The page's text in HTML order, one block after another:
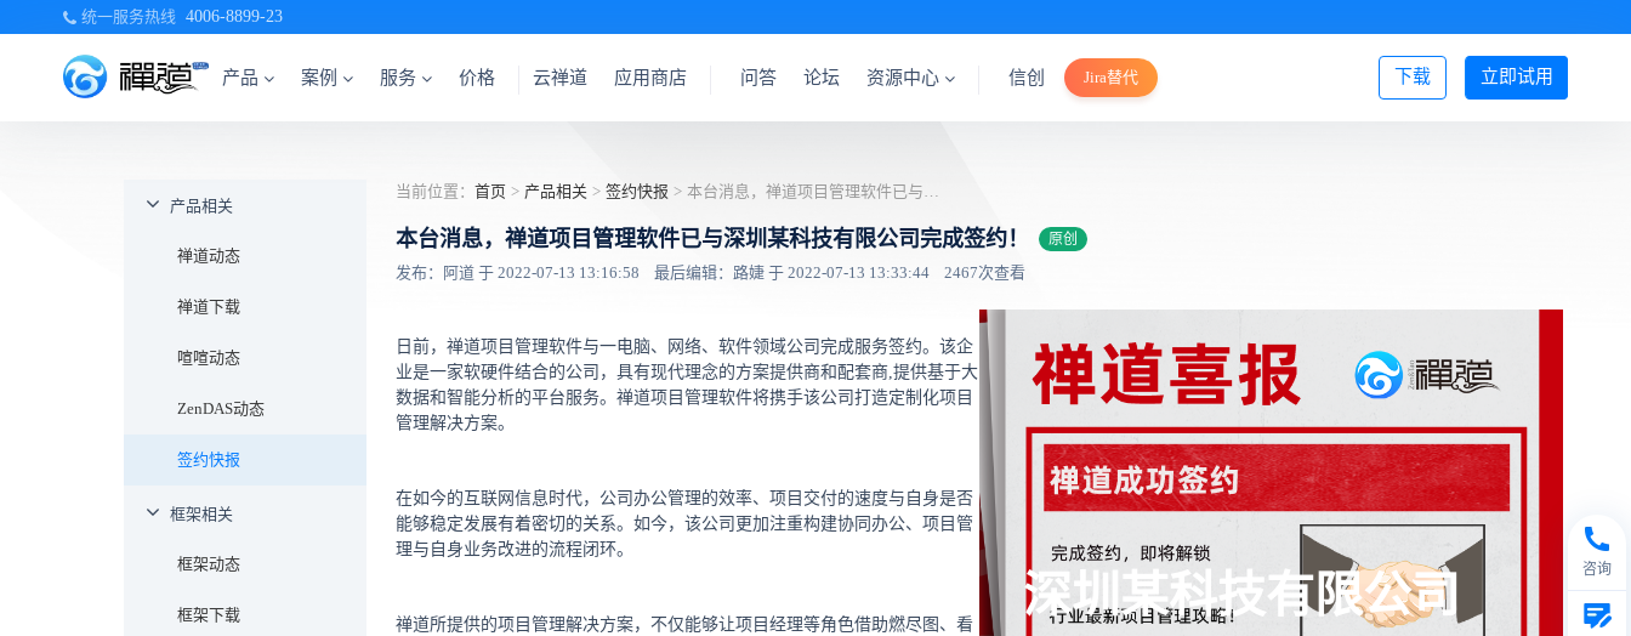
统一服务热线 4006-8899-23
产品 案例 服务 价格 立即试用
下载
云禅道 应用商店 问答 论坛 资源中心 信创 Jira替代 登录/注册
产品相关
禅道动态
禅道下载
喧喧动态
ZenDAS动态
签约快报
框架相关
框架动态
框架下载
当前位置： 首页 > 产品相关 > 签约快报 > 本台消息，禅道项目管理软件已与深圳某科技有限公司完成签约！
本台消息，禅道项目管理软件已与深圳某科技有限公司完成签约！ 原创
发布：阿道 于 2022-07-13 13:16:58 最后编辑：路婕 于 2022-07-13 13:33:44 2467次查看
深圳某科技有限公司
日前，禅道项目管理软件与一电脑、网络、软件领域公司完成服务签约。该企
业是一家软硬件结合的公司，具有现代理念的方案提供商和配套商,提供基于大
数据和智能分析的平台服务。禅道项目管理软件将携手该公司打造定制化项目
管理解决方案。
在如今的互联网信息时代，公司办公管理的效率、项目交付的速度与自身是否
能够稳定发展有着密切的关系。如今，该公司更加注重构建协同办公、项目管
理与自身业务改进的流程闭环。
禅道所提供的项目管理解决方案，不仅能够让项目经理等角色借助燃尽图、看
咨询